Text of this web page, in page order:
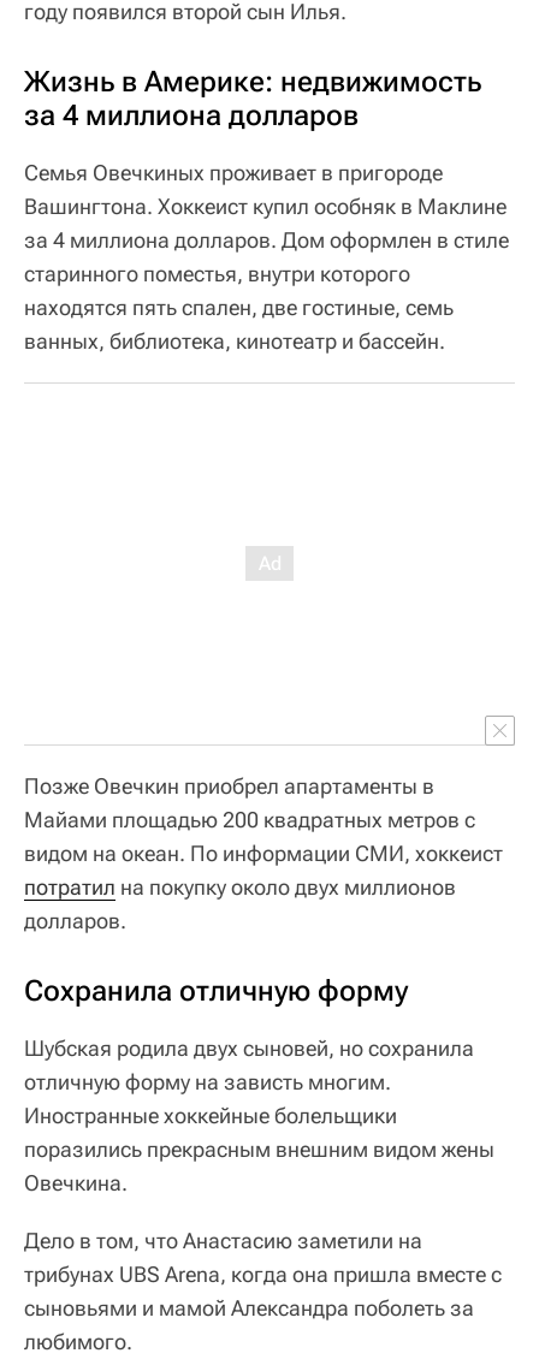
году появился второй сын Илья.
Жизнь в Америке: недвижимость
за 4 миллиона долларов
Cемья Овечкиных проживает в пригороде
Вашингтона. Хоккеист купил особняк в Маклине
за 4 миллиона долларов. Дом оформлен в стиле
старинного поместья, внутри которого
находятся пять спален, две гостиные, семь
ванных, библиотека, кинотеатр и бассейн.
Позже Овечкин приобрел апартаменты в
Майами площадью 200 квадратных метров с
видом на океан. По информации СМИ, хоккеист
потратил на покупку около двух миллионов
долларов.
Сохранила отличную форму
Шубская родила двух сыновей, но сохранила
отличную форму на зависть многим.
Иностранные хоккейные болельщики
поразились прекрасным внешним видом жены
Овечкина.
Дело в том, что Анастасию заметили на
трибунах UBS Arena, когда она пришла вместе с
сыновьями и мамой Александра поболеть за
любимого.